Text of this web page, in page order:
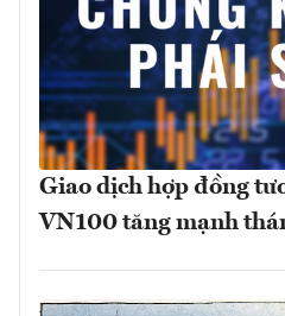
Giao dịch hợp đồng
VN100 tăng mạnh